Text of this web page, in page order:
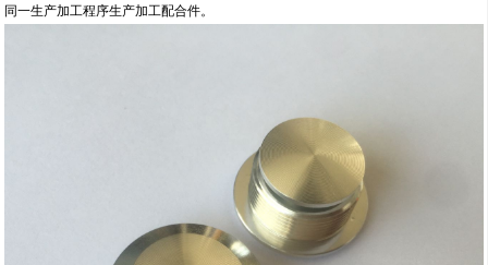
同一生产加工程序生产加工配合件。